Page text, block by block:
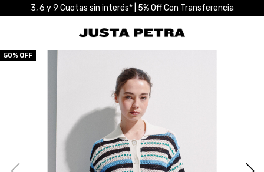
3, 6 y 9 Cuotas sin interés* | 5% Off Con Transferencia
50% OFF